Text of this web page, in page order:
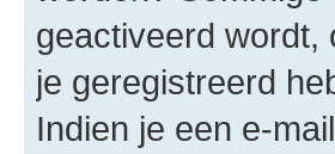
geactiveerd wordt,
je geregistreerd
Indien je een e-